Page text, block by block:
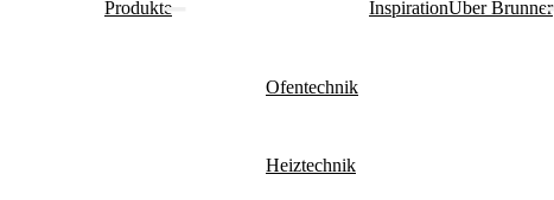
Produkte
Ofentechnik
Heiztechnik
InspirationÜber Brunner